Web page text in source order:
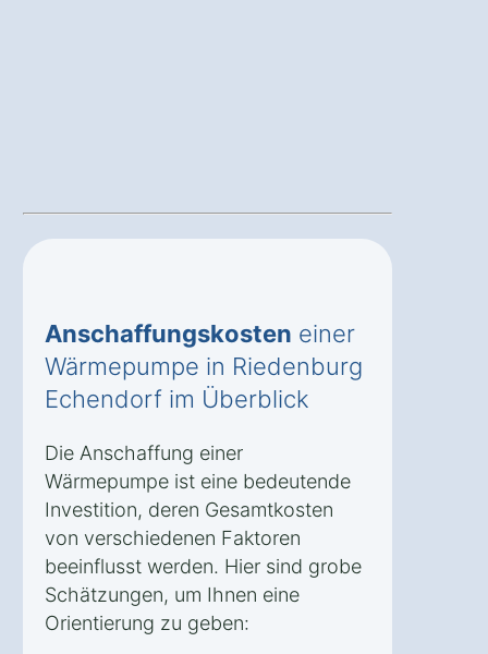
Anschaffungskosten einer
Wärmepumpe in Riedenburg
Echendorf im Überblick
Die Anschaffung einer
Wärmepumpe ist eine bedeutende
Investition, deren Gesamtkosten
von verschiedenen Faktoren
beeinflusst werden. Hier sind grobe
Schätzungen, um Ihnen eine
Orientierung zu geben: